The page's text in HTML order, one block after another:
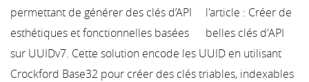
permettant de générer des clés d’API
esthétiques et fonctionnelles basées
sur UUIDv7. Cette solution encode les UUID en utilisant
Crockford Base32 pour créer des clés triables, indexables